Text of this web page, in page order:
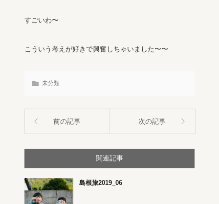
すごいわ〜
こういう考えが好きで興奮しちゃいました〜〜
未分類
前の記事 次の記事
関連記事
島根旅2019_06